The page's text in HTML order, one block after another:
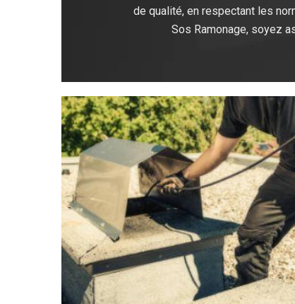
de qualité, en respectant les
Sos Ramonage, soyez